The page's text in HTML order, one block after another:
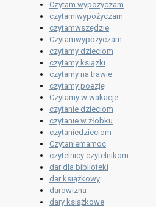
Czytam wypożyczam
czytamiwypożyczam
czytamwszędzie
Czytamwypożyczam
czytamy dzieciom
czytamy ksiązki
czytamy na trawie
czytamy poezję
Czytamy w wakacje
czytanie dzieciom
czytanie w żłobku
czytaniedzieciom
Czytaniemamoc
czytelnicy czytelnikom
dar dla biblioteki
dar książkowy
darowizna
dary książkowe